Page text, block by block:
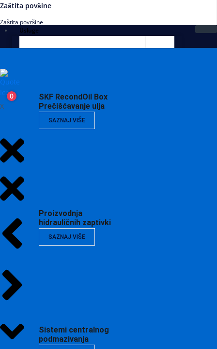
Zaštita povšine
Zaštita površine
Usluge
SKF RecondOil Box
Prečišćavanje ulja
SAZNAJ VIŠE
Proizvodnja
hidrauličnih zaptivki
SAZNAJ VIŠE
Sistemi centralnog
podmazivanja
0
X